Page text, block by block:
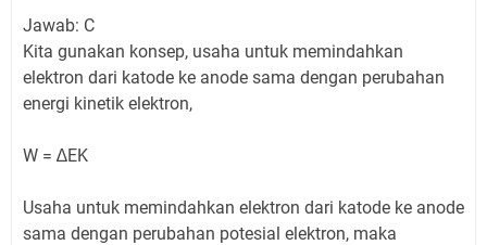
Jawab: C
Kita gunakan konsep, usaha untuk memindahkan
elektron dari katode ke anode sama dengan perubahan
energi kinetik elektron,
W = ∆EK
Usaha untuk memindahkan elektron dari katode ke anode
sama dengan perubahan potesial elektron, maka